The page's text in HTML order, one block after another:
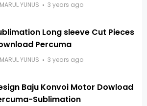
YUNUS 3 years ago
Long sleeve Cut Pieces
Percuma
YUNUS 3 years ago
Baju Konvoi Motor Dowload
Sublimation